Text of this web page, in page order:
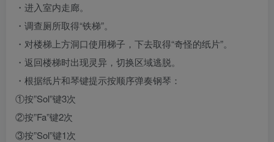
・进入室内走廊。
・调查厕所取得“铁梯”。
・对楼梯上方洞口使用梯子，下去取得“奇怪的纸片”。
・返回楼梯时出现灵异，切换区域逃脱。
・根据纸片和琴键提示按顺序弹奏钢琴：
①按”Sol”键3次
②按”Fa”键2次
③按”Sol”键1次